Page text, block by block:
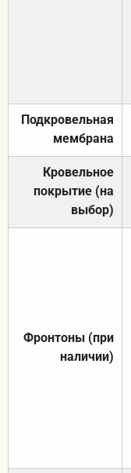
Подкровельная
мембрана
Кровельное
покрытие (на
выбор)
Фронтоны (при
наличии)